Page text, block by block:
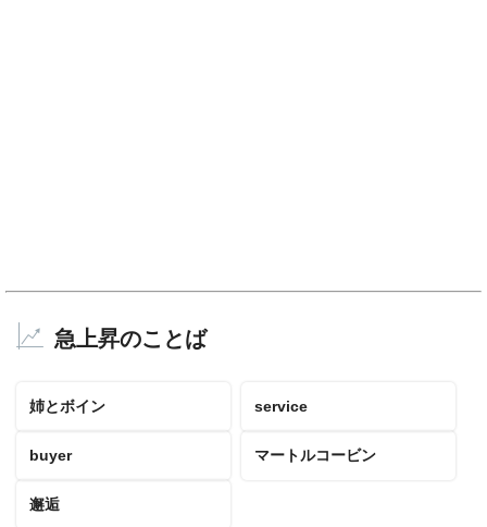
急上昇のことば
姉とボイン service
buyer マートルコービン
邂逅